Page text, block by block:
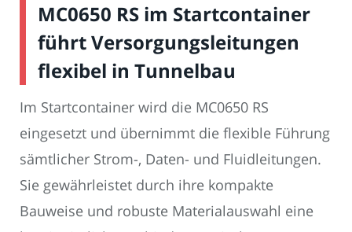
MC0650 RS im Startcontainer
führt Versorgungsleitungen
flexibel in Tunnelbau
Im Startcontainer wird die MC0650 RS
eingesetzt und übernimmt die flexible Führung
sämtlicher Strom-, Daten- und Fluidleitungen.
Sie gewährleistet durch ihre kompakte
Bauweise und robuste Materialauswahl eine